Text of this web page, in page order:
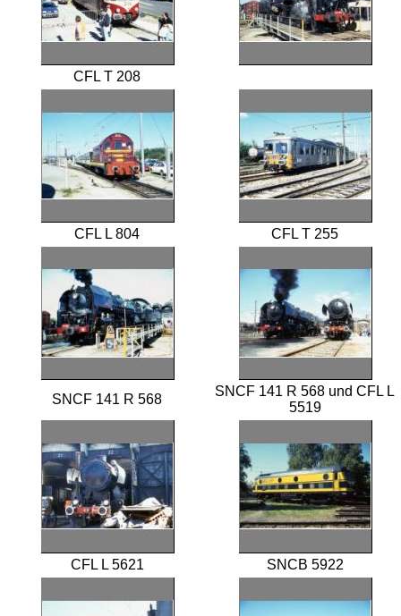
CFL T 208
CFL L 804 CFL T 255
SNCF 141 R 568
SNCF 141 R 568 und CFL L
5519
CFL L 5621 SNCB 5922